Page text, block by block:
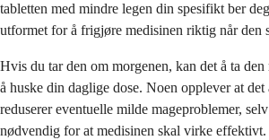
tabletten med mindre legen din spesifikt ber
utformet for å frigjøre medisinen riktig når den
Hvis du tar den om morgenen, kan det å ta
å huske din daglige dose. Noen opplever at det
reduserer eventuelle milde mageproblemer,
nødvendig for at medisinen skal virke effektivt.